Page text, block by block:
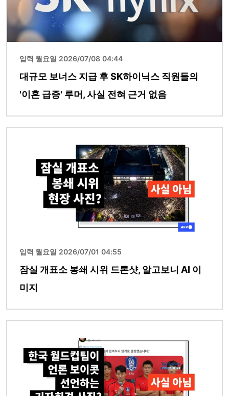
입력 월요일 2026/07/08 04:44
대규모 보너스 지급 후 SK하이닉스 직원들의
'이혼 급증' 루머, 사실 전혀 근거 없음
입력 월요일 2026/07/01 04:55
잠실 개표소 봉쇄 시위 드론샷, 알고보니 AI 이
미지